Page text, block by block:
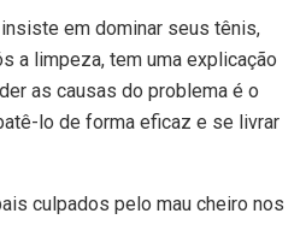
em dominar seus tênis,
a limpeza, tem uma explicação
as causas do problema é o
lo de forma eficaz e se livrar
culpados pelo mau cheiro nos